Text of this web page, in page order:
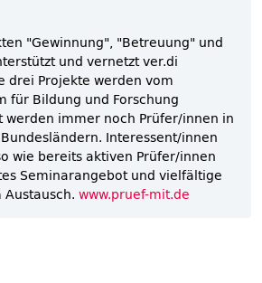
"Gewinnung", "Betreuung" und
und vernetzt ver.di
drei Projekte werden vom
für Bildung und Forschung
werden immer noch Prüfer/innen in
Interessent/innen
wie bereits aktiven Prüfer/innen
Seminarangebot und vielfältige
www.pruef-mit.de